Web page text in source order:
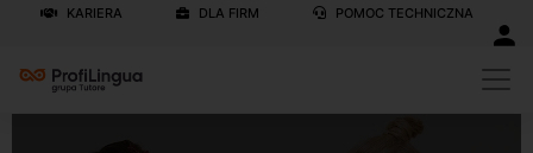
KARIERA DLA FIRM POMOC TECHNICZNA